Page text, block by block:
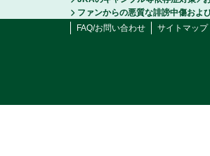
ファンからの悪質な誹謗中傷およ
FAQ/お問い合わせ
サイトマップ